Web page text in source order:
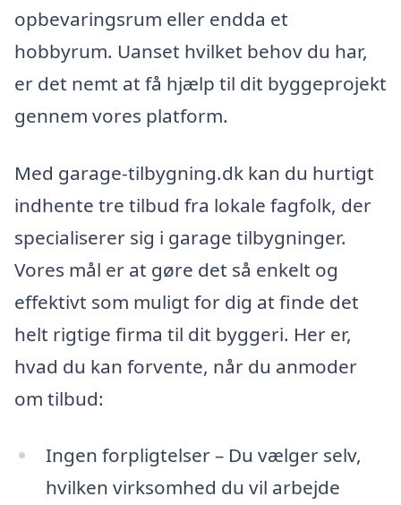
opbevaringsrum eller endda et
hobbyrum. Uanset hvilket behov du har,
er det nemt at få hjælp til dit byggeprojekt
gennem vores platform.
Med garage-tilbygning.dk kan du hurtigt
indhente tre tilbud fra lokale fagfolk, der
specialiserer sig i garage tilbygninger.
Vores mål er at gøre det så enkelt og
effektivt som muligt for dig at finde det
helt rigtige firma til dit byggeri. Her er,
hvad du kan forvente, når du anmoder
om tilbud:
Ingen forpligtelser – Du vælger selv,
hvilken virksomhed du vil arbejde